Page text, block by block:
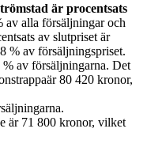
är procentsats
av alla försäljningar och
av slutpriset är
% av försäljningspriset.
% av försäljningarna. Det
är 80 420 kronor,
är 71 800 kronor, vilket